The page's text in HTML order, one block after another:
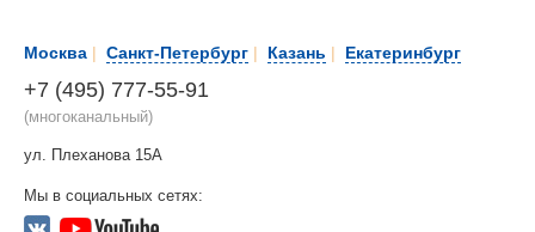
Москва | Санкт-Петербург | Казань | Екатеринбург
+7 (495) 777-55-91
(многоканальный)
ул. Плеханова 15А
Мы в социальных сетях: